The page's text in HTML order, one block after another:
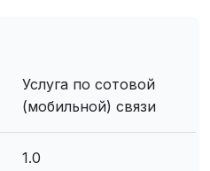
Услуга по сотовой
(мобильной) связи
1.0